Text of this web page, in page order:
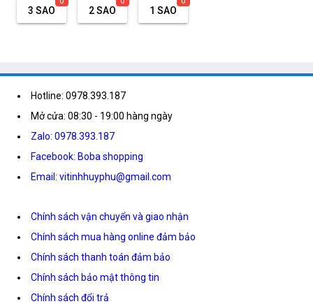
3 SAO 2 SAO 1 SAO
Hotline: 0978.393.187
Mở cửa: 08:30 - 19:00 hàng ngày
Zalo: 0978.393.187
Facebook: Boba shopping
Email: vitinhhuyphu@gmail.com
Chính sách vận chuyển và giao nhận
Chính sách mua hàng online đảm bảo
Chính sách thanh toán đảm bảo
Chính sách bảo mật thông tin
Chính sách đổi trả